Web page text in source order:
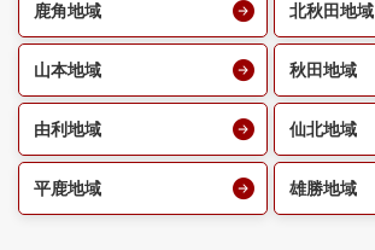
鹿角地域 北秋田地域
山本地域 秋田地域
由利地域 仙北地域
平鹿地域 雄勝地域